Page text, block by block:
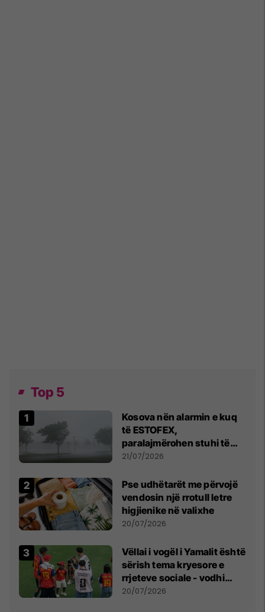
Top 5
Kosova nën alarmin e kuq
të ESTOFEX,
paralajmërohen stuhi të
fuqishme me breshër dhe
21/07/2026
Pse udhëtarët me përvojë
vendosin një rrotull letre
higjienike në valixhe
20/07/2026
Vëllai i vogël i Yamalit është
sërish tema kryesore e
rrjeteve sociale - vodhi
vëmendjen pas finales së
20/07/2026